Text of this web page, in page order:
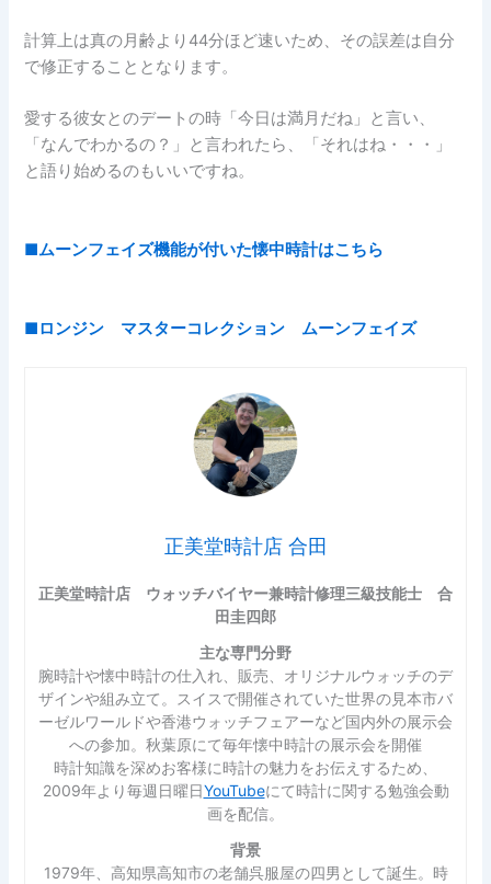
計算上は真の月齢より44分ほど速いため、その誤差は自分
で修正することとなります。
愛する彼女とのデートの時「今日は満月だね」と言い、
「なんでわかるの？」と言われたら、「それはね・・・」
と語り始めるのもいいですね。
■ムーンフェイズ機能が付いた懐中時計はこちら
■ロンジン マスターコレクション ムーンフェイズ
正美堂時計店 合田
正美堂時計店 ウォッチバイヤー兼時計修理三級技能士 合
田圭四郎
主な専門分野
腕時計や懐中時計の仕入れ、販売、オリジナルウォッチのデ
ザインや組み立て。スイスで開催されていた世界の見本市バ
ーゼルワールドや香港ウォッチフェアーなど国内外の展示会
への参加。秋葉原にて毎年懐中時計の展示会を開催
時計知識を深めお客様に時計の魅力をお伝えするため、
2009年より毎週日曜日YouTubeにて時計に関する勉強会動
画を配信。
背景
1979年、高知県高知市の老舗呉服屋の四男として誕生。時